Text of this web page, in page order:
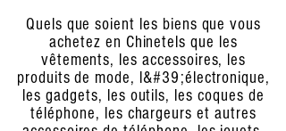
Quels que soient les biens que vous
achetez en Chinetels que les
vêtements, les accessoires, les
produits de mode, l&#39;électronique,
les gadgets, les outils, les coques de
téléphone, les chargeurs et autres